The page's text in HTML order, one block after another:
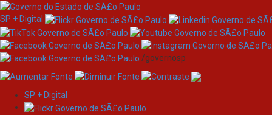
SP + Digital
/governosp
SP + Digital